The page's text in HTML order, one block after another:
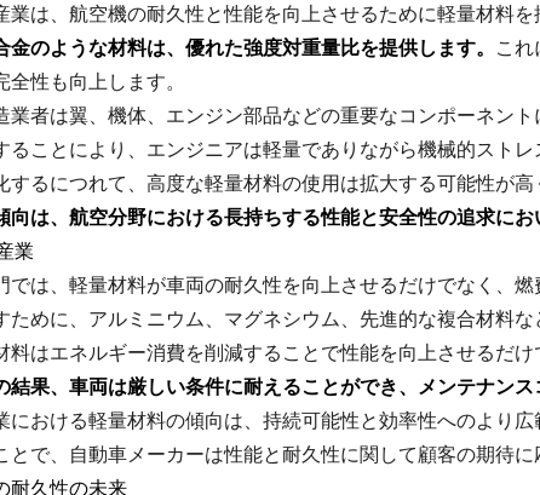
業は、航空機の耐久性と性能を向上させるために軽量材料を
金のような材料は、優れた強度対重量比を提供します。
こ
全性も向上します。
業者は翼、機体、エンジン部品などの重要なコンポーネン
ることにより、エンジニアは軽量でありながら機械的スト
するにつれて、高度な軽量材料の使用は拡大する可能性が
向は、航空分野における長持ちする性能と安全性の追求にお
業
では、軽量材料が車両の耐久性を向上させるだけでなく、
ために、アルミニウム、マグネシウム、先進的な複合材料な
料はエネルギー消費を削減することで性能を向上させるだ
結果、車両は厳しい条件に耐えることができ、メンテナン
における軽量材料の傾向は、持続可能性と効率性へのより
とで、自動車メーカーは性能と耐久性に関して顧客の期待
耐久性の未来